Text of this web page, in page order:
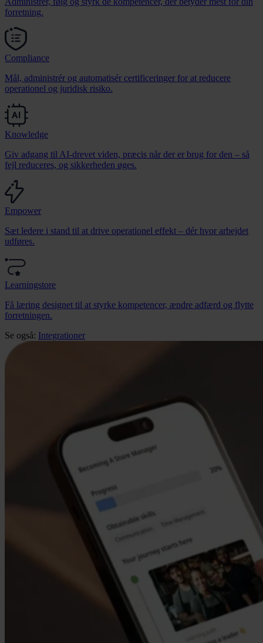
forretning.
Compliance
Mål, administrér og automatisér certificeringer for at reducere
operationel og juridisk risiko.
Knowledge
Giv adgang til AI-drevet viden, præcis når der er brug for den – så
fejl reduceres, og sikkerheden øges.
Empower
Sæt ledere i stand til at drive operationel effekt – dér hvor arbejdet
udføres.
Learningstore
Få læring designet til at styrke kompetencer, ændre adfærd og flytte
forretningen.
Se også: Integrationer